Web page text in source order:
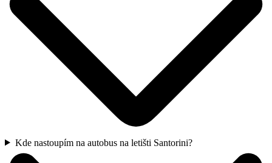
Kde nastoupím na autobus na letišti Santorini?